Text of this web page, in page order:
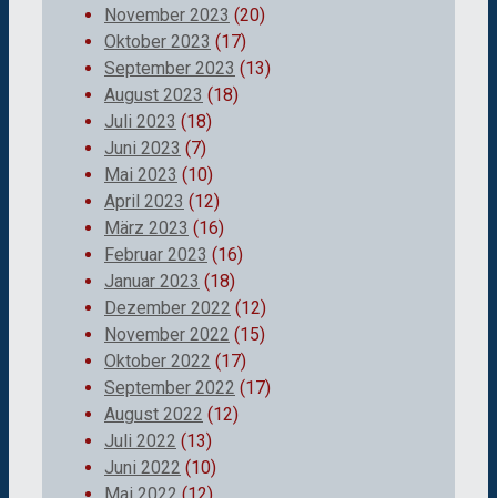
November 2023 (20)
Oktober 2023 (17)
September 2023 (13)
August 2023 (18)
Juli 2023 (18)
Juni 2023 (7)
Mai 2023 (10)
April 2023 (12)
März 2023 (16)
Februar 2023 (16)
Januar 2023 (18)
Dezember 2022 (12)
November 2022 (15)
Oktober 2022 (17)
September 2022 (17)
August 2022 (12)
Juli 2022 (13)
Juni 2022 (10)
Mai 2022 (12)